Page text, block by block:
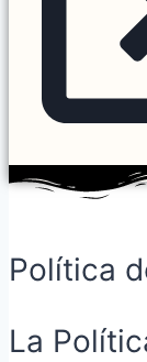
Política
La